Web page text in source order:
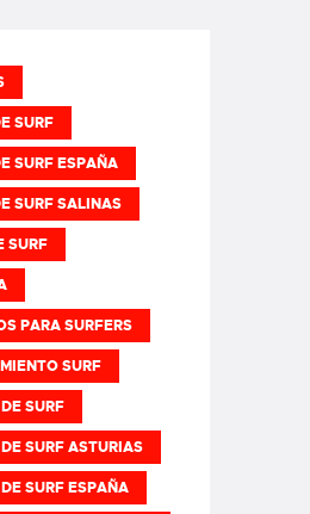
SURF
SURF ESPAÑA
SURF SALINAS
SURF
PARA SURFERS
SURF
SURF
SURF ASTURIAS
SURF ESPAÑA